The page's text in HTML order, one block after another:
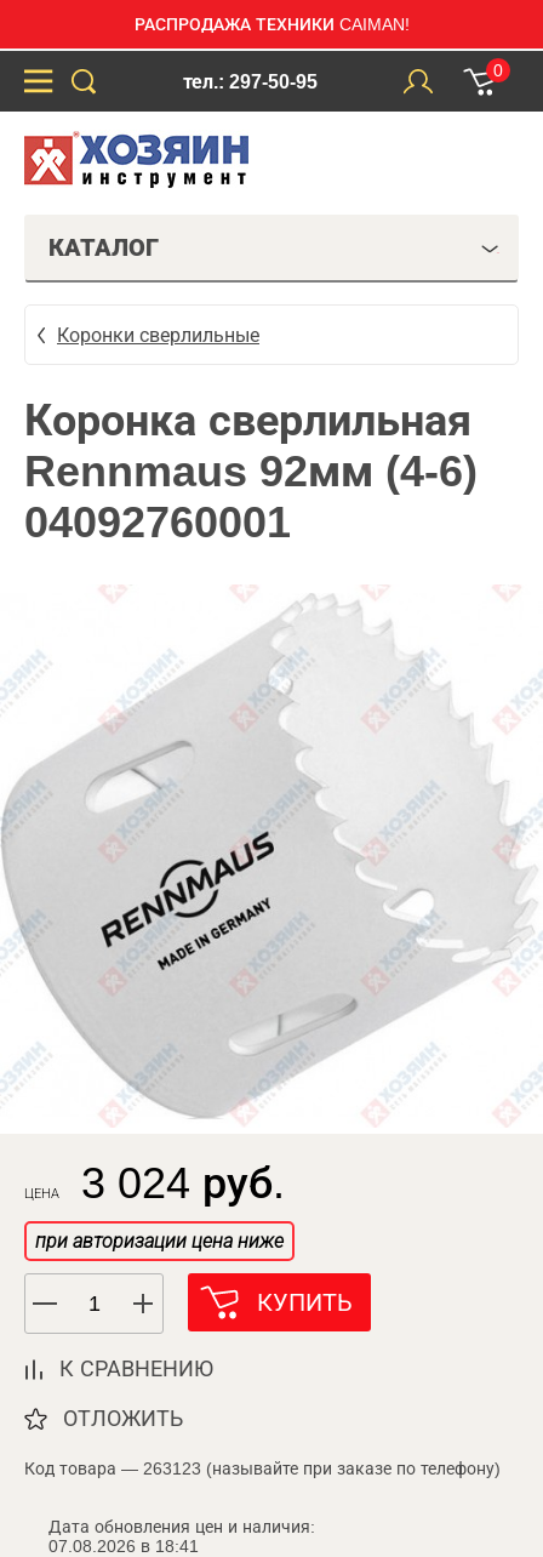
РАСПРОДАЖА ТЕХНИКИ CAIMAN!
тел.: 297-50-95
0
КАТАЛОГ
Коронки сверлильные
Коронка сверлильная
Rennmaus 92мм (4-6)
04092760001
ЦЕНА 3 024 руб.
при авторизации цена ниже
КУПИТЬ
К СРАВНЕНИЮ
ОТЛОЖИТЬ
Код товара — 263123 (называйте при заказе по телефону)
Дата обновления цен и наличия:
07.08.2026 в 18:41